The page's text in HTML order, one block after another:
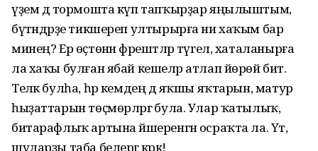
үҙем дә тормошта күп тапҡырҙар яңылыштым,
бүтәндәрҙе тикшереп ултырырға ни хаҡым бар
минең? Ер өҫтөнән фәрештәләр түгел, хаталанырға
ла хаҡы булған ябай кешеләр атлап йөрөй бит.
Теләк булһа, һәр кемдең дә яҡшы яҡтарын, матур
һыҙаттарын төҫмөрләргә була. Улар ҡатылыҡ,
битарафлыҡ артына йәшеренгән осраҡта ла. Үәт,
шуларҙы таба белергә кәрәк!